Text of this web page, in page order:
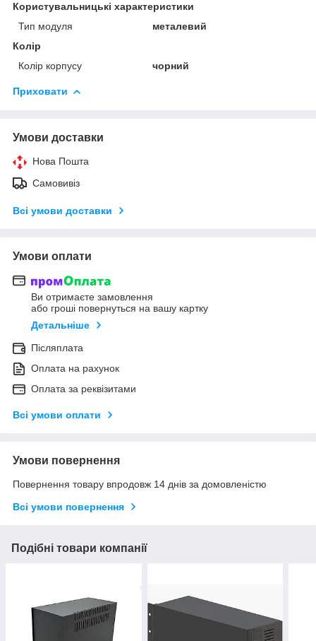
Користувальницькі характеристики
Тип модуля
металевий
Колір
Колір корпусу
чорний
Приховати
Умови доставки
Нова Пошта
Самовивіз
Всі умови доставки
Умови оплати
Ви отримаєте замовлення
або гроші повернуться на вашу картку
Детальніше
Післяплата
Оплата на рахунок
Оплата за реквізитами
Всі умови оплати
Умови повернення
Повернення товару впродовж 14 днів за домовленістю
Всі умови повернення
Подібні товари компанії